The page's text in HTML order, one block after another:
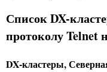
Список DX-
протоколу Telnet
DX-кластеры,